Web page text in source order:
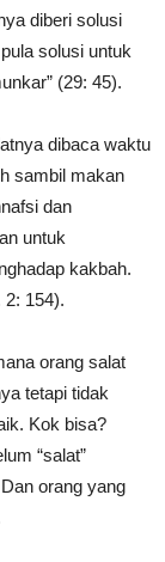
diberi solusi
solusi untuk
(29: 45).
dibaca waktu
sambil makan
dan
untuk
kakbah.
2: 154).
orang salat
tetapi tidak
Kok bisa?
“salat”
orang yang